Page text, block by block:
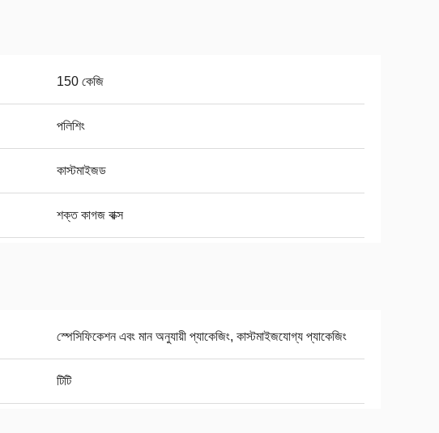
150 কেজি
পলিশিং
কাস্টমাইজড
শক্ত কাগজ বাক্স
স্পেসিফিকেশন এবং মান অনুযায়ী প্যাকেজিং, কাস্টমাইজযোগ্য প্যাকেজিং
টিটি